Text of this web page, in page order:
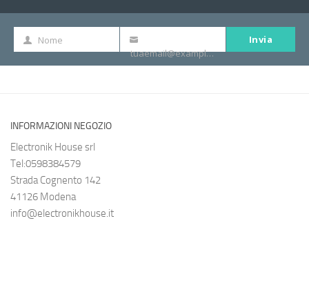
Nome
Nome
tua
tuaemail@example.com
Invia
INFORMAZIONI NEGOZIO
Electronik House srl
Tel:0598384579
Strada Cognento 142
41126 Modena
info@electronikhouse.it